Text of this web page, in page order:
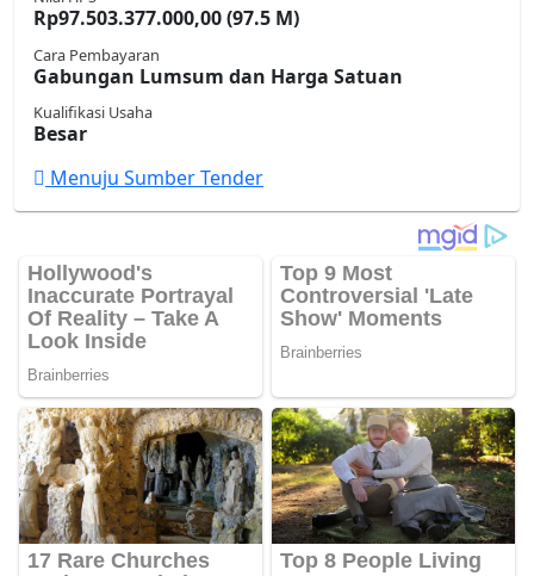
Rp97.503.377.000,00 (97.5 M)
Cara Pembayaran
Gabungan Lumsum dan Harga Satuan
Kualifikasi Usaha
Besar
Menuju Sumber Tender